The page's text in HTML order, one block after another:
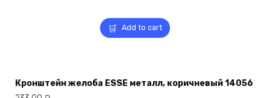
Add to cart
Кронштейн желоба ESSE металл, коричневый 14056